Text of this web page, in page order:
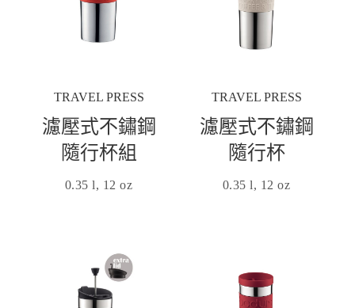
TRAVEL PRESS
濾壓式不鏽鋼
隨行杯組
0.35 l, 12 oz
TRAVEL PRESS
濾壓式不鏽鋼
隨行杯
0.35 l, 12 oz